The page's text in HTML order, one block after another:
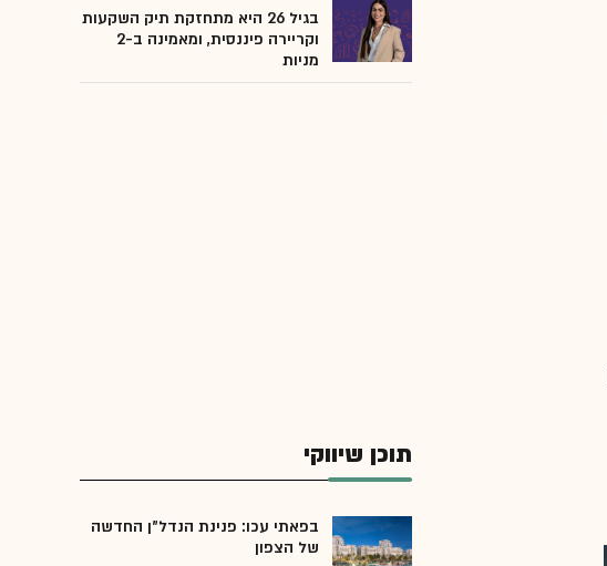
בגיל 26 היא מתחזקת תיק השקעות
וקריירה פיננסית, ומאמינה ב-2
מניות
תוכן שיווקי
בפאתי עכו: פנינת הנדל"ן החדשה
של הצפון